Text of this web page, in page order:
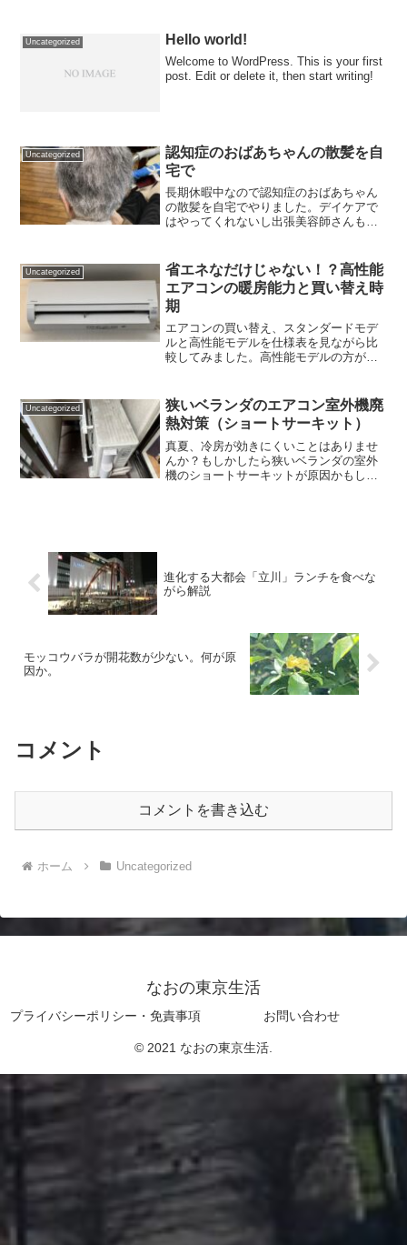
Uncategorized Hello world!
Welcome to WordPress. This is your first
post. Edit or delete it, then start writing!
Uncategorized
認知症のおばあちゃんの散髪を自
宅で
長期休暇中なので認知症のおばあちゃん
の散髪を自宅でやりました。デイケアで
はやってくれないし出張美容師さんもお
Uncategorized
省エネなだけじゃない！？高性能
エアコンの暖房能力と買い替え時
期
エアコンの買い替え、スタンダードモデ
ルと高性能モデルを仕様表を見ながら比
較してみました。高性能モデルの方が省
Uncategorized
狭いベランダのエアコン室外機廃
熱対策（ショートサーキット）
真夏、冷房が効きにくいことはありませ
んか？もしかしたら狭いベランダの室外
機のショートサーキットが原因かもしれ
進化する大都会「立川」ランチを食べな
がら解説
モッコウバラが開花数が少ない。何が原
因か。
コメント
コメントを書き込む
ホーム Uncategorized
なおの東京生活
プライバシーポリシー・免責事項 お問い合わせ
© 2021 なおの東京生活.